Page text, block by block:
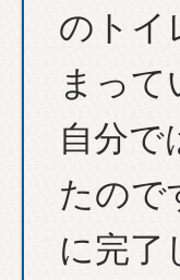
のトイ
まって
自分
たので
に完了